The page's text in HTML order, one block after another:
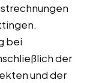
bei
der
und der